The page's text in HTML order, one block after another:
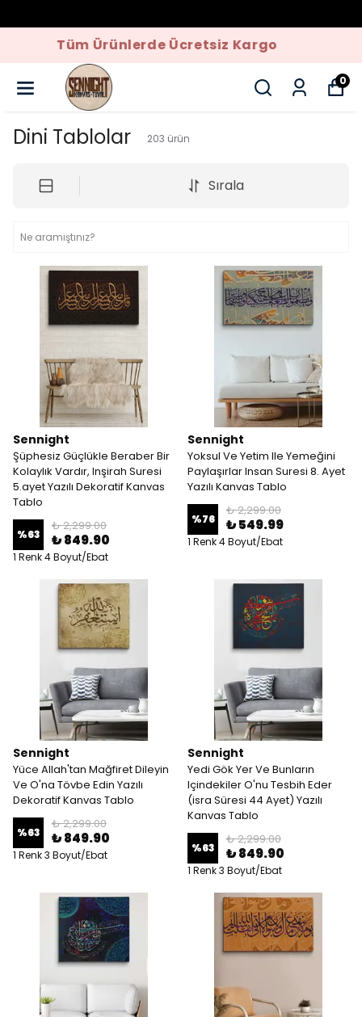
Kaçırılmayacak Fırsatlar
0
Dini Tablolar 203 ürün
Sırala
Sennight
Şüphesiz Güçlükle Beraber Bir
Kolaylık Vardır, Inşirah Suresi
5.ayet Yazılı Dekoratif Kanvas
Tablo
%63
₺ 2,299.00
₺ 849.90
1 Renk 4 Boyut/Ebat
Sennight
Yoksul Ve Yetim Ile Yemeğini
Paylaşırlar Insan Suresi 8. Ayet
Yazılı Kanvas Tablo
%76
₺ 2,299.00
₺ 549.99
1 Renk 4 Boyut/Ebat
Sennight
Yüce Allah'tan Mağfiret Dileyin
Ve O'na Tövbe Edin Yazılı
Dekoratif Kanvas Tablo
%63
₺ 2,299.00
₺ 849.90
1 Renk 3 Boyut/Ebat
Sennight
Yedi Gök Yer Ve Bunların
Içindekiler O'nu Tesbih Eder
(isra Süresi 44 Ayet) Yazılı
Kanvas Tablo
%63
₺ 2,299.00
₺ 849.90
1 Renk 3 Boyut/Ebat